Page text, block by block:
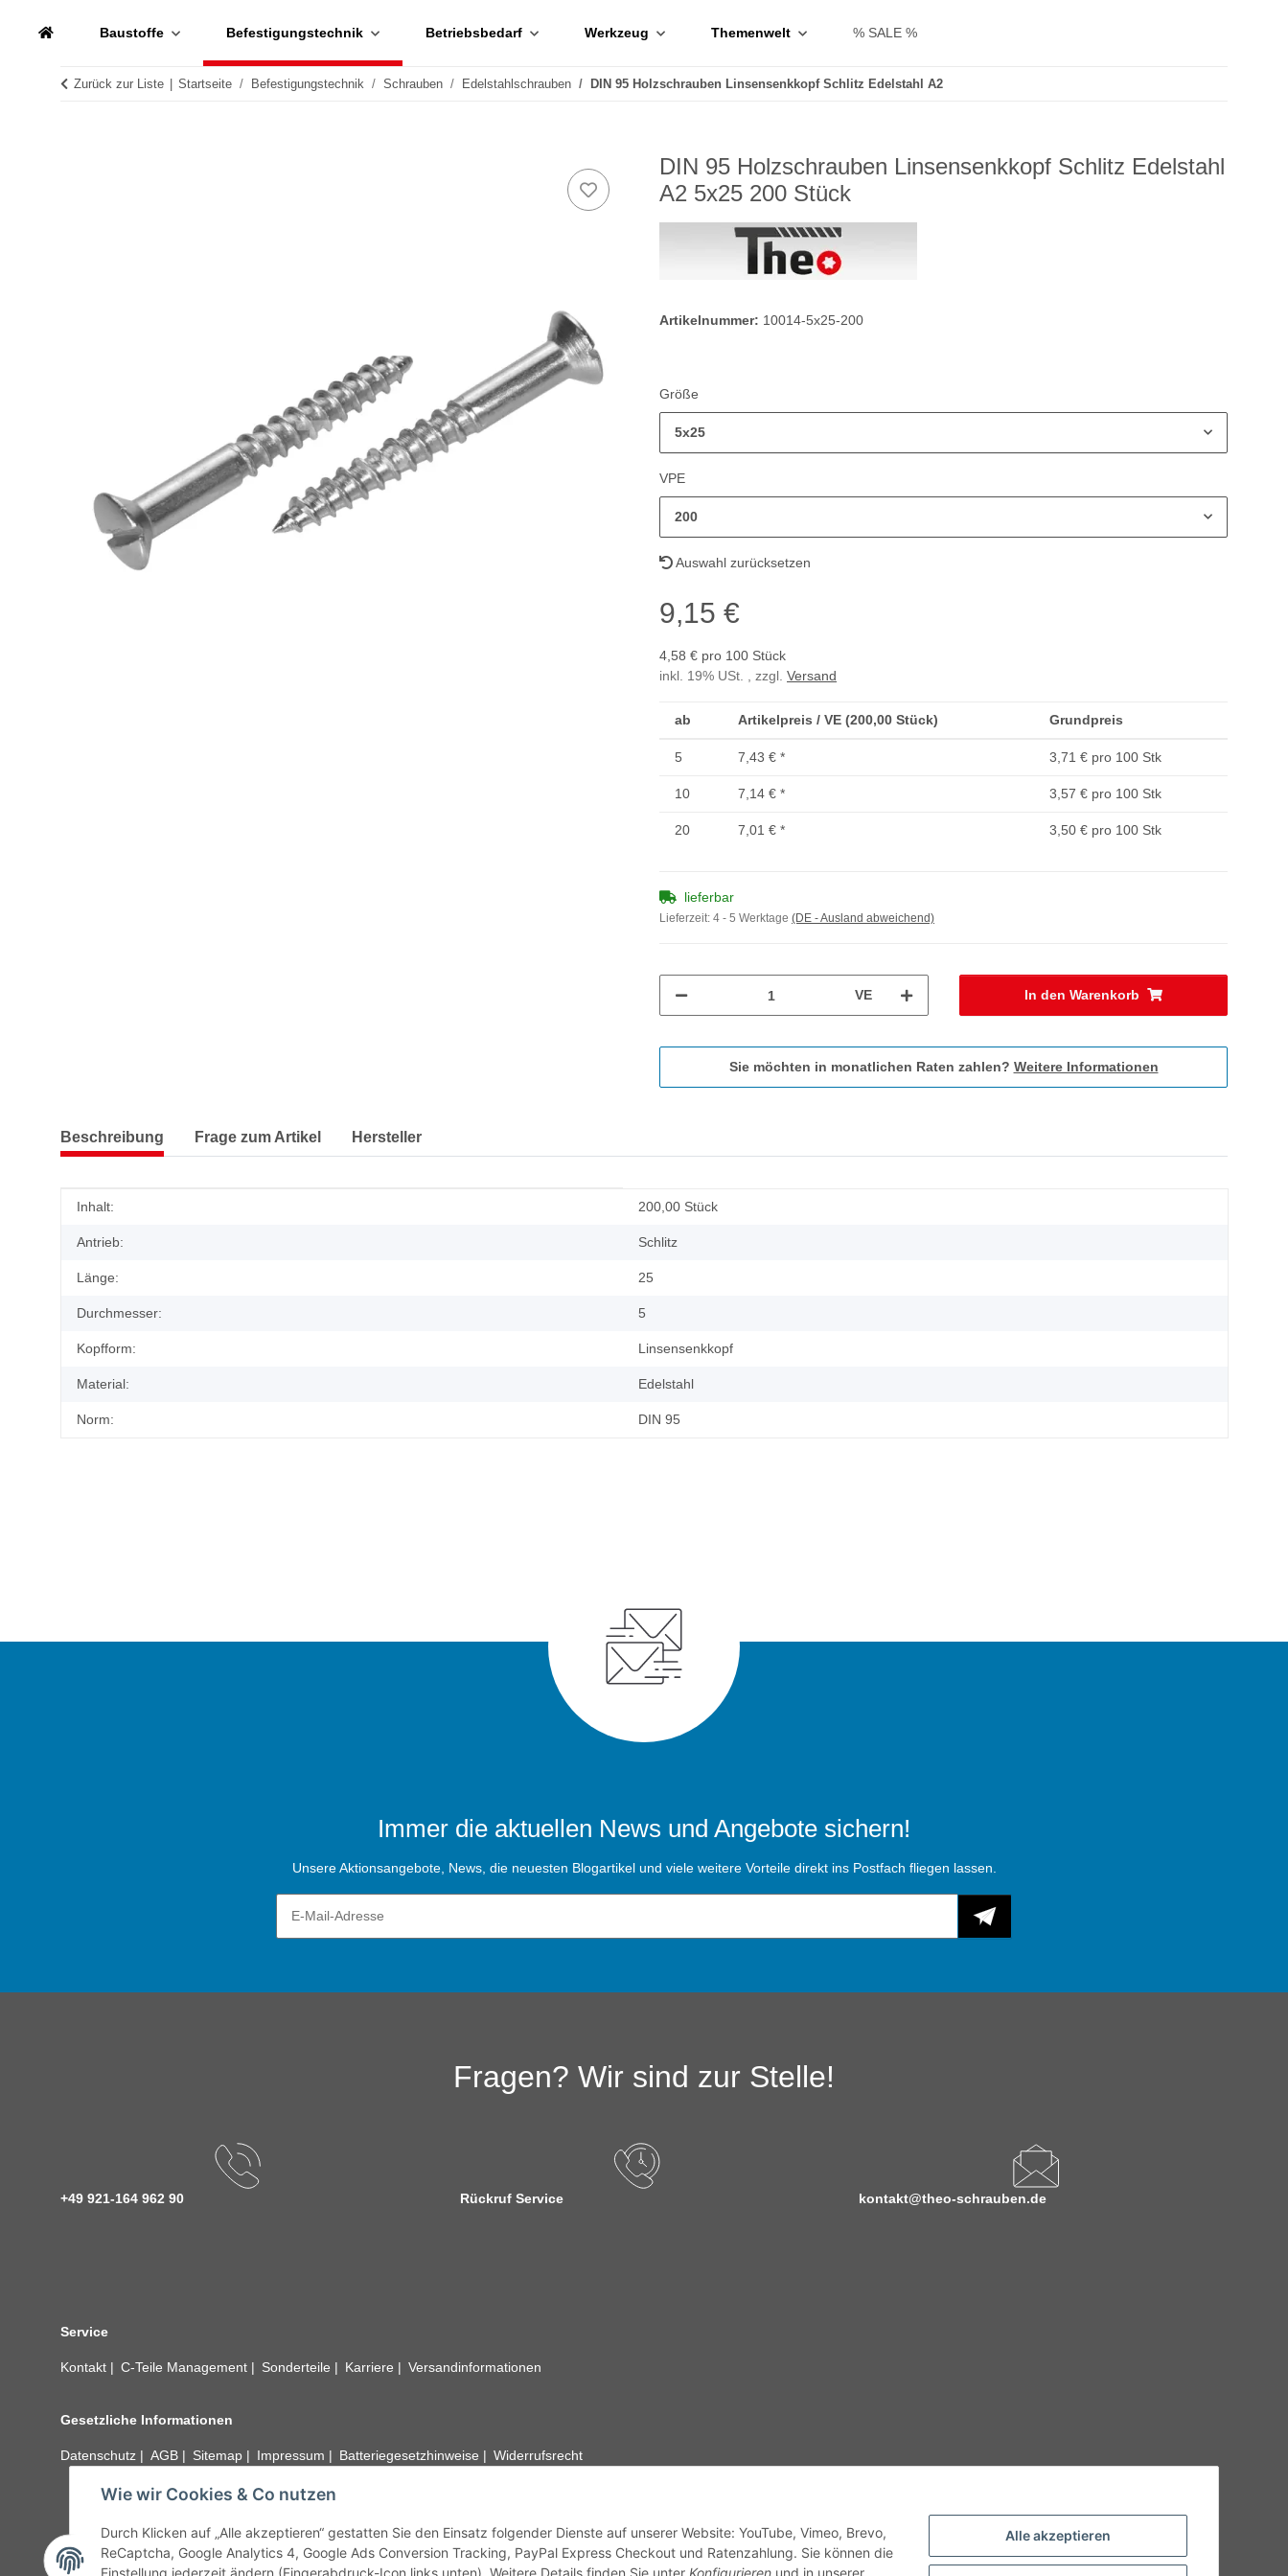
Alle akzeptieren
Wie wir Cookies & Co nutzen
Durch Klicken auf „Alle akzeptieren“ gestatten Sie den Einsatz folgender Dienste auf unserer Website: YouTube, Vimeo, Brevo,
ReCaptcha, Google Analytics 4, Google Ads Conversion Tracking, PayPal Express Checkout und Ratenzahlung. Sie können die
Einstellung jederzeit ändern (Fingerabdruck-Icon links unten). Weitere Details finden Sie unter Konfigurieren und in unserer
Baustoffe Befestigungstechnik Betriebsbedarf Werkzeug Themenwelt % SALE %
Zurück zur Liste Startseite Befestigungstechnik Schrauben Edelstahlschrauben DIN 95 Holzschrauben Linsensenkkopf Schlitz Edelstahl A2
DIN 95 Holzschrauben Linsensenkkopf Schlitz Edelstahl
A2 5x25 200 Stück
Artikelnummer: 10014-5x25-200
Größe
5x25
VPE
200
Auswahl zurücksetzen
9,15 €
4,58 € pro 100 Stück
inkl. 19% USt. , zzgl. Versand
ab Artikelpreis / VE (200,00 Stück) Grundpreis
5 7,43 € * 3,71 € pro 100 Stk
10 7,14 € * 3,57 € pro 100 Stk
20 7,01 € * 3,50 € pro 100 Stk
lieferbar
Lieferzeit: 4 - 5 Werktage (DE - Ausland abweichend)
VE In den Warenkorb
Sie möchten in monatlichen Raten zahlen? Weitere Informationen
Beschreibung Frage zum Artikel Hersteller
Produkteigenschaft
Wert
Inhalt: 200,00 Stück
Antrieb: Schlitz
Länge: 25
Durchmesser: 5
Kopfform: Linsensenkkopf
Material: Edelstahl
Norm: DIN 95
Immer die aktuellen News und Angebote sichern!
Unsere Aktionsangebote, News, die neuesten Blogartikel und viele weitere Vorteile direkt ins Postfach fliegen lassen.
Fragen? Wir sind zur Stelle!
+49 921-164 962 90 Rückruf Service kontakt@theo-schrauben.de
Service
Kontakt C-Teile Management Sonderteile Karriere Versandinformationen
Gesetzliche Informationen
Datenschutz AGB Sitemap Impressum Batteriegesetzhinweise Widerrufsrecht
unseren Kundenservice. Abbildungen der Artikel können beispielhaft sein und vom Produkt abweichen.